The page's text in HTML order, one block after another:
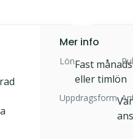
Mer info
LönFast
eller timlön
Uppdragsform
jobbet